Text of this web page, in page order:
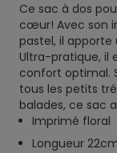
Ce sac à dos
cœur! Avec son
pastel, il
Ultra-pratique, il
confort optimal.
tous les petits
balades, ce sac
Imprimé floral
Longueur